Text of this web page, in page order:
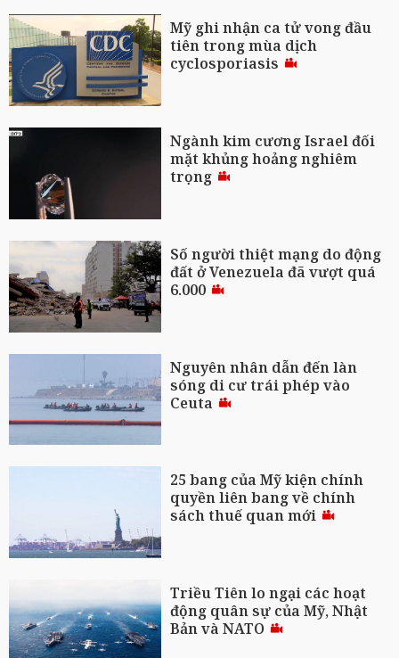
Mỹ ghi nhận ca tử vong đầu
tiên trong mùa dịch
cyclosporiasis
Ngành kim cương Israel đối
mặt khủng hoảng nghiêm
trọng
Số người thiệt mạng do động
đất ở Venezuela đã vượt quá
6.000
Nguyên nhân dẫn đến làn
sóng di cư trái phép vào
Ceuta
25 bang của Mỹ kiện chính
quyền liên bang về chính
sách thuế quan mới
Triều Tiên lo ngại các hoạt
động quân sự của Mỹ, Nhật
Bản và NATO